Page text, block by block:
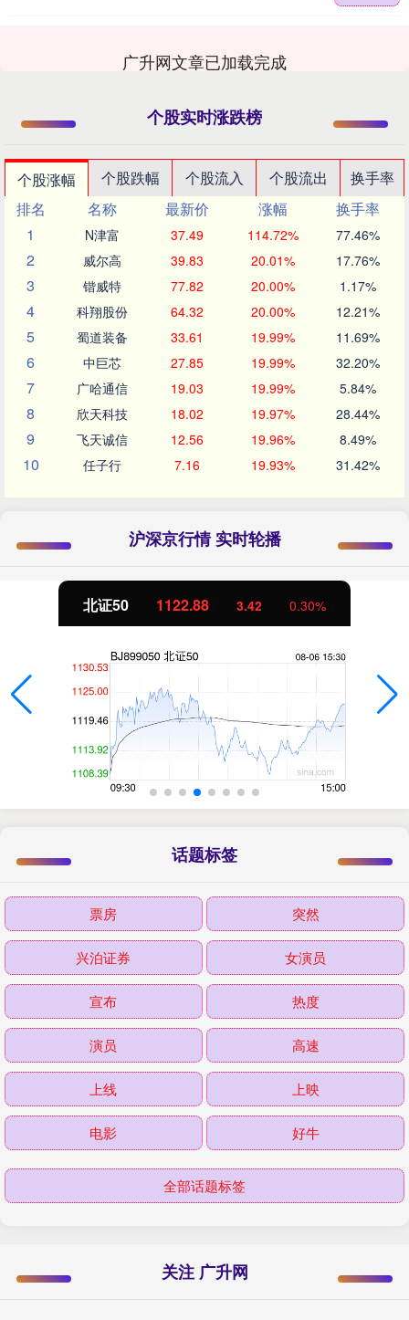
广升网文章已加载完成
个股实时涨跌榜
个股涨幅 个股跌幅 个股流入 个股流出
换手率
排名
名称 最新价 涨幅
换手率
1
N津富 37.49 114.72% 77.46%
2 威尔高 39.83 20.01% 17.76%
3 锴威特 77.82 20.00% 1.17%
4 科翔股份 64.32 20.00% 12.21%
5 蜀道装备 33.61 19.99% 11.69%
6 中巨芯 27.85 19.99% 32.20%
7 广哈通信 19.03 19.99% 5.84%
8 欣天科技 18.02 19.97% 28.44%
9 飞天诚信 12.56 19.96% 8.49%
10 任子行 7.16 19.93% 31.42%
沪深京行情 实时轮播
北证50 1122.88 3.42 0.30%
话题标签
票房 突然
兴泊证券 女演员
宣布 热度
演员 高速
上线 上映
电影 好牛
全部话题标签
关注 广升网